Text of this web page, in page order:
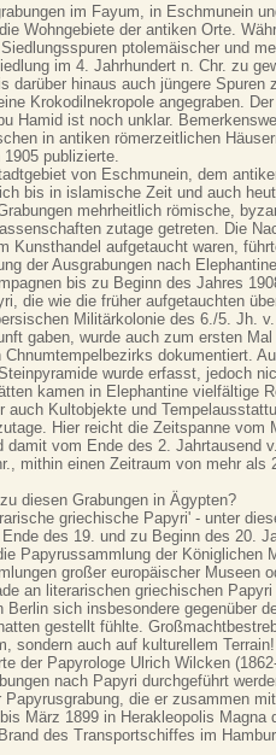
im Fayum, in Eschmunein
Wohngebiete der antiken Orte.
ptolemäischer und
im 4. Jahrhundert n. Chr. zu
darüber hinaus auch jüngere Spuren
Krokodilnekropole angegraben.
Hamid ist noch unklar.
in antiken römerzeitlichen
publizierte.
von Eschmunein, dem
bis in islamische Zeit und auch
mehrheitlich römische,
zutage getreten. Die
Kunsthandel aufgetaucht waren,
der Ausgrabungen nach
bis zu Beginn des Jahres
die wie die früher aufgetauchten
Militärkolonie des 6./5. Jh.
gaben, wurde auch zum ersten
dokumentiert.
wurde erfasst, jedoch
kamen in Elephantine vielfältige
auch Kultobjekte und
Hier reicht die Zeitspanne vom
damit vom Ende des 2. Jahrtausend
mithin einen Zeitraum von mehr als
diesen Grabungen in Ägypten?
griechische Papyri' - unter
des 19. und zu Beginn des 20.
Papyrussammlung der Königlichen
großer europäischer Museen
an literarischen griechischen
Berlin sich insbesondere gegenüber
gestellt fühlte.
sondern auch auf kulturellem Terrain!
der Papyrologe Ulrich Wilcken
nach Papyri durchgeführt
Papyrusgrabung, die er zusammen
März 1899 in Herakleopolis Magna
des Transportschiffes im